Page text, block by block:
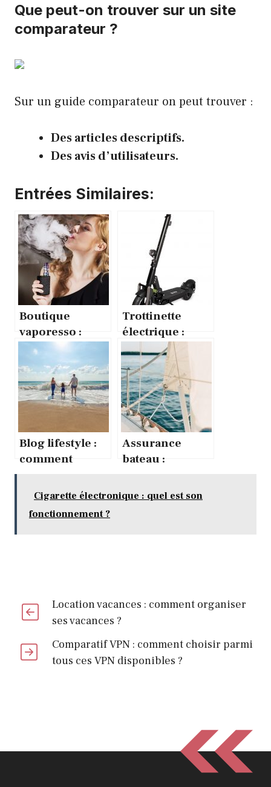
Que peut-on trouver sur un site
comparateur ?
Sur un guide comparateur on peut trouver :
Des articles descriptifs.
Des avis d’utilisateurs.
Entrées Similaires:
Boutique
vaporesso :
quelles sont ses
atouts ?
Trottinette
électrique :
comment faire
un choix
optimal ?
Blog lifestyle :
comment
trop dépenser ?
Assurance
bateau :
le meilleur prix
Cigarette électronique : quel est son
fonctionnement ?
Location vacances : comment organiser
ses vacances ?
Comparatif VPN : comment choisir parmi
tous ces VPN disponibles ?